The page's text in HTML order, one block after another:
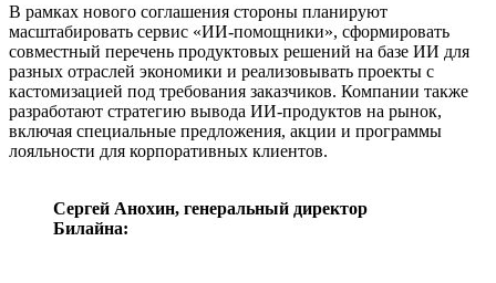
В рамках нового соглашения стороны планируют
масштабировать сервис «ИИ-помощники», сформировать
совместный перечень продуктовых решений на базе ИИ для
разных отраслей экономики и реализовывать проекты с
кастомизацией под требования заказчиков. Компании также
разработают стратегию вывода ИИ-продуктов на рынок,
включая специальные предложения, акции и программы
лояльности для корпоративных клиентов.
Сергей Анохин, генеральный директор
Билайна: